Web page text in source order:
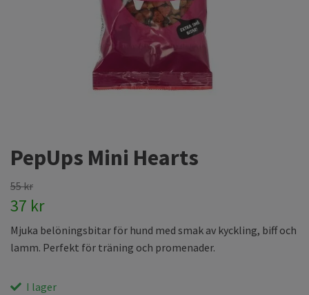
PepUps Mini Hearts
55 kr
37 kr
Mjuka belöningsbitar för hund med smak av kyckling, biff och
lamm. Perfekt för träning och promenader.
I lager